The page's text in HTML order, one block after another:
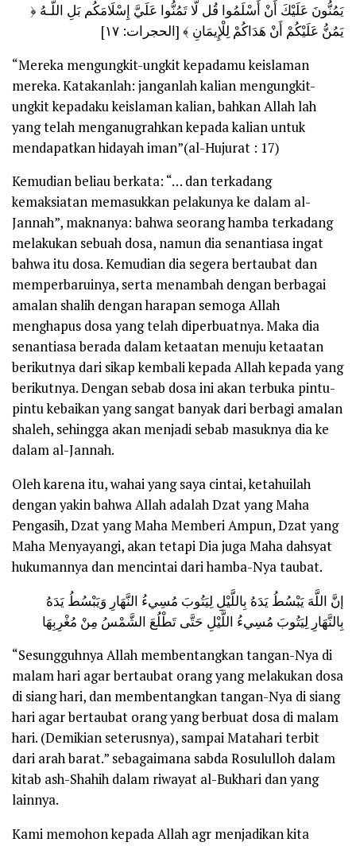
﴿ يَمُنُّونَ عَلَيْكَ أَنْ أَسْلَمُوا قُل لَّا تَمُنُّوا عَلَيَّ إِسْلَامَكُم بَلِ اللَّـهُ
يَمُنُّ عَلَيْكُمْ أَنْ هَدَاكُمْ لِلْإِيمَانِ ﴾ [الحجرات: ١٧]
“Mereka mengungkit-ungkit kepadamu keislaman
mereka. Katakanlah: janganlah kalian mengungkit-
ungkit kepadaku keislaman kalian, bahkan Allah lah
yang telah menganugrahkan kepada kalian untuk
mendapatkan hidayah iman”(al-Hujurat : 17)
Kemudian beliau berkata: “… dan terkadang
kemaksiatan memasukkan pelakunya ke dalam al-
Jannah”, maknanya: bahwa seorang hamba terkadang
melakukan sebuah dosa, namun dia senantiasa ingat
bahwa itu dosa. Kemudian dia segera bertaubat dan
memperbaruinya, serta menambah dengan berbagai
amalan shalih dengan harapan semoga Allah
menghapus dosa yang telah diperbuatnya. Maka dia
senantiasa berada dalam ketaatan menuju ketaatan
berikutnya dari sikap kembali kepada Allah kepada yang
berikutnya. Dengan sebab dosa ini akan terbuka pintu-
pintu kebaikan yang sangat banyak dari berbagi amalan
shaleh, sehingga akan menjadi sebab masuknya dia ke
dalam al-Jannah.
Oleh karena itu, wahai yang saya cintai, ketahuilah
dengan yakin bahwa Allah adalah Dzat yang Maha
Pengasih, Dzat yang Maha Memberi Ampun, Dzat yang
Maha Menyayangi, akan tetapi Dia juga Maha dahsyat
hukumannya dan mencintai dari hamba-Nya taubat.
إنَّ اللَّهَ يَبْسُطُ يَدَهُ بِاللَّيْلِ لِيَتُوبَ مُسِيءُ النَّهَارِ وَيَبْسُطُ يَدَهُ
بِالنَّهَارِ لِيَتُوبَ مُسِيءُ اللَّيْلِ حَتَّى تَطْلُعَ الشَّمْسُ مِنْ مُغْرِبِهَا
“Sesungguhnya Allah membentangkan tangan-Nya di
malam hari agar bertaubat orang yang melakukan dosa
di siang hari, dan membentangkan tangan-Nya di siang
hari agar bertaubat orang yang berbuat dosa di malam
hari. (Demikian seterusnya), sampai Matahari terbit
dari arah barat.” sebagaimana sabda Rosululloh dalam
kitab ash-Shahih dalam riwayat al-Bukhari dan yang
lainnya.
Kami memohon kepada Allah agr menjadikan kita